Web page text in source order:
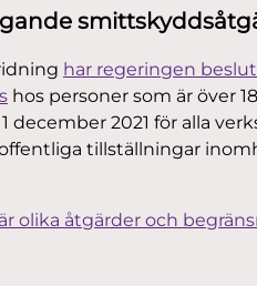
har regeringen
hos personer som är över
2021 för alla
tillställningar
olika åtgärder och